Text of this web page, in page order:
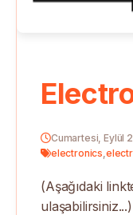
Cumartesi, Eylül
electronics,
(Aşağıdaki